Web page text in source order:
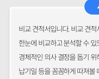
비교 견적서입니다. 비교 견
한눈에 비교하고 분석할 수
경제적인 의사 결정을 돕기
납기일 등을 꼼꼼하게 따져볼